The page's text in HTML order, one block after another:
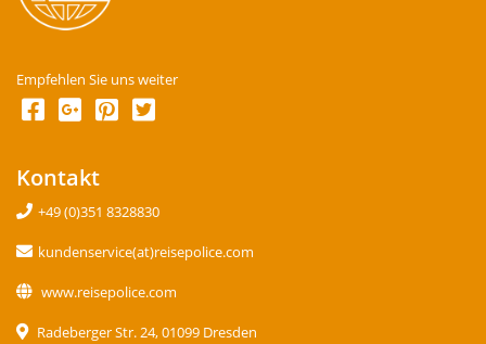
Empfehlen Sie uns weiter
Kontakt
+49 (0)351 8328830
kundenservice(at)reisepolice.com
www.reisepolice.com
Radeberger Str. 24, 01099 Dresden